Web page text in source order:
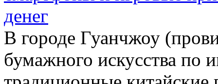
денег
В городе Гуанчжоу
бумажного искусства по